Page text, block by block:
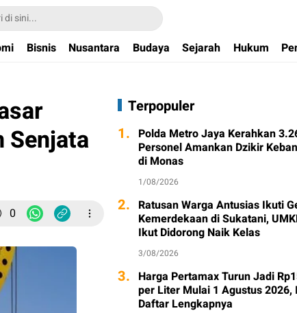
Bisnis Nusantara Budaya Sejarah Hukum
Senjata
0
Terpopuler
1. Polda Metro Jaya Kerahkan
Personel Amankan Dzikir
di Monas
1/08/2026
2. Ratusan Warga Antusias Ikuti
Kemerdekaan di Sukatani,
Ikut Didorong Naik Kelas
3/08/2026
3. Harga Pertamax Turun Jadi
per Liter Mulai 1 Agustus 2026,
Daftar Lengkapnya